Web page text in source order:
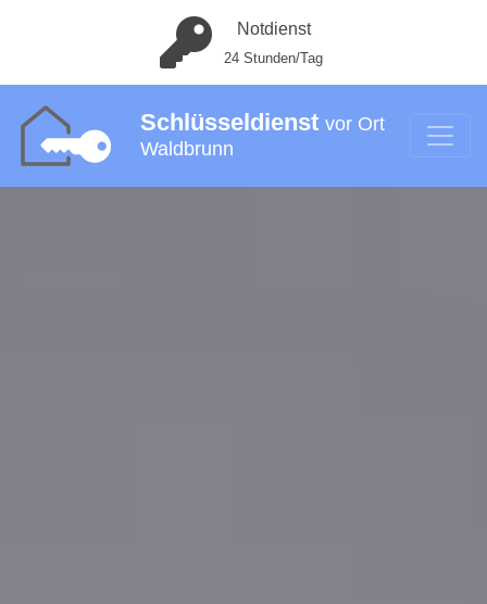
Notdienst
24 Stunden/Tag
Schlüsseldienst vor Ort
Waldbrunn